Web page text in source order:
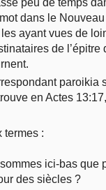
peu de temps
dans le
ayant vues de
de
en Actes
termes :
ici-bas
des siècles ?